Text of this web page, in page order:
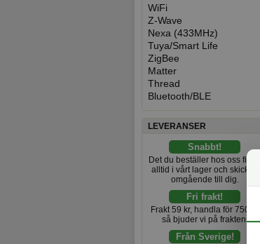
WiFi
Z-Wave
Nexa (433MHz)
Tuya/Smart Life
ZigBee
Matter
Thread
Bluetooth/BLE
LEVERANSER
Snabbt!
Det du beställer hos oss finns
alltid i vårt lager och skickas
omgående till dig.
Fri frakt!
Frakt 59 kr, handla för 750 kr
så bjuder vi på frakten.
Från Sverige!